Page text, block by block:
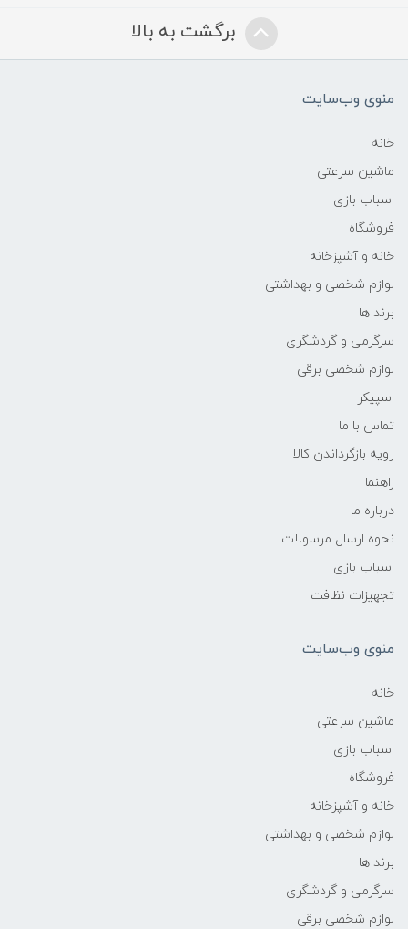
برگشت به بالا
منوی وب‌سایت
خانه
ماشین سرعتی
اسباب بازی
فروشگاه
خانه و آشپزخانه
لوازم شخصی و بهداشتی
برند ها
سرگرمی و گردشگری
لوازم شخصی برقی
اسپیکر
تماس با ما
رویه بازگرداندن کالا
راهنما
درباره ما
نحوه ارسال مرسولات
اسباب بازی
تجهیزات نظافت
منوی وب‌سایت
خانه
ماشین سرعتی
اسباب بازی
فروشگاه
خانه و آشپزخانه
لوازم شخصی و بهداشتی
برند ها
سرگرمی و گردشگری
لوازم شخصی برقی